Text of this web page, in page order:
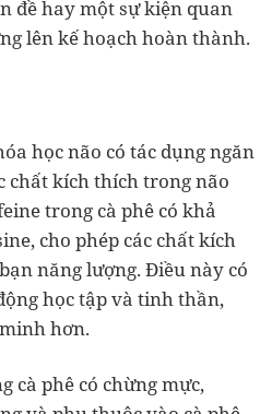
đề hay một sự kiện quan
lên kế hoạch hoàn thành.
học não có tác dụng ngăn
chất kích thích trong não
trong cà phê có khả
cho phép các chất kích
năng lượng. Điều này có
học tập và tinh thần,
hơn.
cà phê có chừng mực,